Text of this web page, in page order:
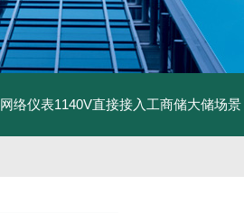
络仪表1140V直接接入工商储大储场景